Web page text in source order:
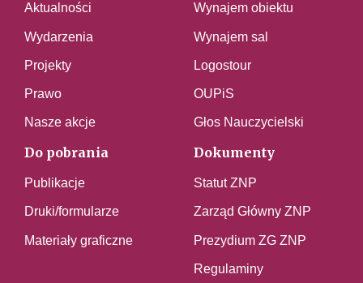
Aktualności
Wydarzenia
Projekty
Prawo
Nasze akcje
Wynajem obiektu
Wynajem sal
Logostour
OUPiS
Głos Nauczycielski
Do pobrania
Publikacje
Druki/formularze
Materiały graficzne
Dokumenty
Statut ZNP
Zarząd Główny ZNP
Prezydium ZG ZNP
Regulaminy